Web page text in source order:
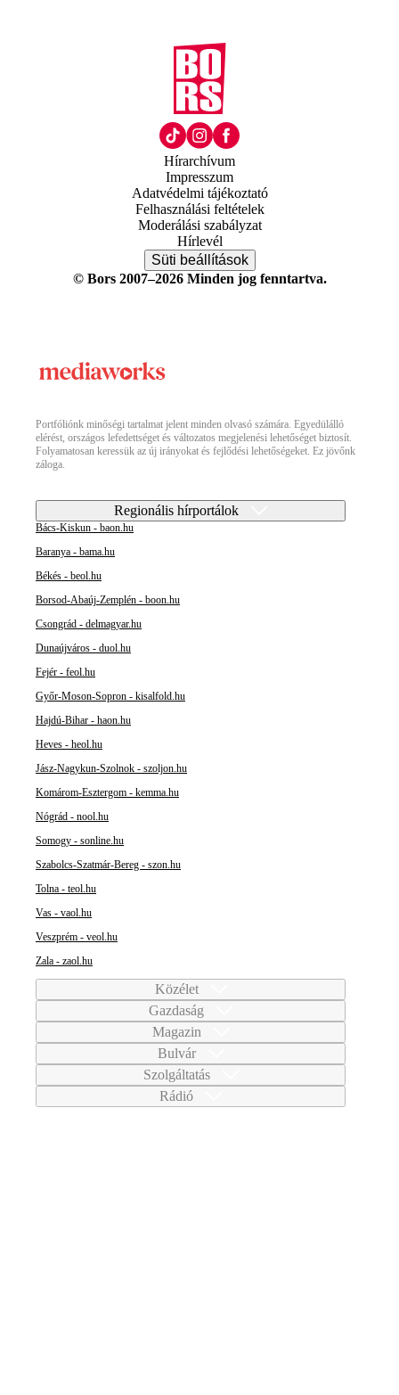
Hírarchívum
Impresszum
Adatvédelmi tájékoztató
Felhasználási feltételek
Moderálási szabályzat
Hírlevél
Süti beállítások
© Bors 2007–2026 Minden jog fenntartva.
Portfóliónk minőségi tartalmat jelent minden olvasó számára. Egyedülálló
elérést, országos lefedettséget és változatos megjelenési lehetőséget biztosít.
Folyamatosan keressük az új irányokat és fejlődési lehetőségeket. Ez jövőnk
záloga.
Regionális hírportálok
Bács-Kiskun - baon.hu
Baranya - bama.hu
Békés - beol.hu
Borsod-Abaúj-Zemplén - boon.hu
Csongrád - delmagyar.hu
Dunaújváros - duol.hu
Fejér - feol.hu
Győr-Moson-Sopron - kisalfold.hu
Hajdú-Bihar - haon.hu
Heves - heol.hu
Jász-Nagykun-Szolnok - szoljon.hu
Komárom-Esztergom - kemma.hu
Nógrád - nool.hu
Somogy - sonline.hu
Szabolcs-Szatmár-Bereg - szon.hu
Tolna - teol.hu
Vas - vaol.hu
Veszprém - veol.hu
Zala - zaol.hu
Közélet
Gazdaság
Magazin
Bulvár
Szolgáltatás
Rádió